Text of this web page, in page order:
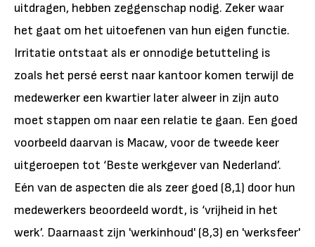
uitdragen, hebben zeggenschap nodig. Zeker waar
het gaat om het uitoefenen van hun eigen functie.
Irritatie ontstaat als er onnodige betutteling is
zoals het persé eerst naar kantoor komen terwijl de
medewerker een kwartier later alweer in zijn auto
moet stappen om naar een relatie te gaan. Een goed
voorbeeld daarvan is Macaw, voor de tweede keer
uitgeroepen tot ‘Beste werkgever van Nederland’.
Eén van de aspecten die als zeer goed (8,1) door hun
medewerkers beoordeeld wordt, is ‘vrijheid in het
werk’. Daarnaast zijn 'werkinhoud' (8,3) en 'werksfeer'